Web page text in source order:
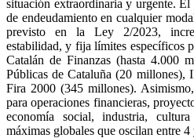
situación extraordinaria y urgente.
de endeudamiento en cualquier
previsto en la Ley 2/2023,
estabilidad, y fija límites específicos
Catalán de Finanzas (hasta 4.000
Públicas de Cataluña (20
Fira 2000 (345 millones).
para operaciones financieras,
economía social, industria,
máximas globales que oscilan entre